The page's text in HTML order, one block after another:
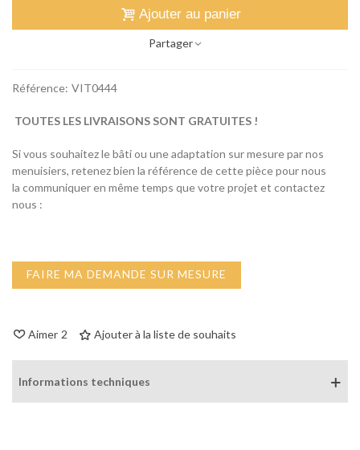
Ajouter au panier
Partager
Référence: VIT0444
TOUTES LES LIVRAISONS SONT GRATUITES !
Si vous souhaitez le bâti ou une adaptation sur mesure par nos
menuisiers, retenez bien la référence de cette pièce pour nous
la communiquer en même temps que votre projet et contactez
nous :
FAIRE MA DEMANDE SUR MESURE
Aimer 2 Ajouter à la liste de souhaits
Informations techniques